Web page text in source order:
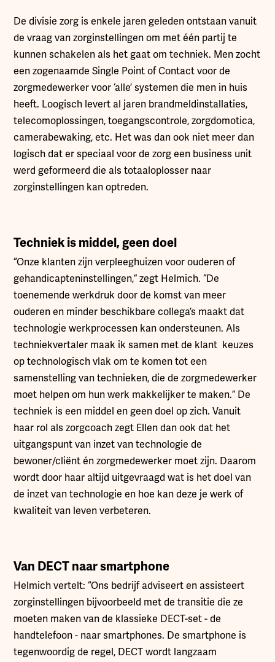
De divisie zorg is enkele jaren geleden ontstaan vanuit
de vraag van zorginstellingen om met één partij te
kunnen schakelen als het gaat om techniek. Men zocht
een zogenaamde Single Point of Contact voor de
zorgmedewerker voor ‘alle’ systemen die men in huis
heeft. Loogisch levert al jaren brandmeldinstallaties,
telecomoplossingen, toegangscontrole, zorgdomotica,
camerabewaking, etc. Het was dan ook niet meer dan
logisch dat er speciaal voor de zorg een business unit
werd geformeerd die als totaaloplosser naar
zorginstellingen kan optreden.
Techniek is middel, geen doel
“Onze klanten zijn verpleeghuizen voor ouderen of
gehandicapteninstellingen,” zegt Helmich. “De
toenemende werkdruk door de komst van meer
ouderen en minder beschikbare collega’s maakt dat
technologie werkprocessen kan ondersteunen. Als
techniekvertaler maak ik samen met de klant keuzes
op technologisch vlak om te komen tot een
samenstelling van technieken, die de zorgmedewerker
moet helpen om hun werk makkelijker te maken.” De
techniek is een middel en geen doel op zich. Vanuit
haar rol als zorgcoach zegt Ellen dan ook dat het
uitgangspunt van inzet van technologie de
bewoner/cliënt én zorgmedewerker moet zijn. Daarom
wordt door haar altijd uitgevraagd wat is het doel van
de inzet van technologie en hoe kan deze je werk of
kwaliteit van leven verbeteren.
Van DECT naar smartphone
Helmich vertelt: “Ons bedrijf adviseert en assisteert
zorginstellingen bijvoorbeeld met de transitie die ze
moeten maken van de klassieke DECT-set - de
handtelefoon - naar smartphones. De smartphone is
tegenwoordig de regel, DECT wordt langzaam